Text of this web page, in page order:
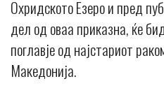
Охридското Езеро и пред
дел од оваа приказна, ќе
поглавје од најстариот
Македонија.